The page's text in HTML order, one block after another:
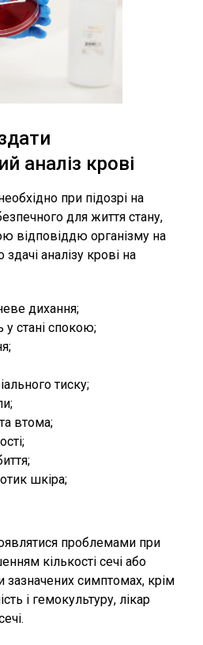
аналіз крові
при підозрі на
для життя стану,
відповіддю організму на
аналізу крові на
дихання;
у стані спокою;
тиску;
втома;
шкіра;
проблемами при
кількості сечі або
симптомах, крім
і гемокультуру, лікар